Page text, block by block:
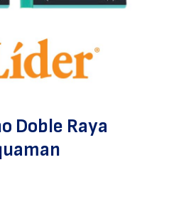
Doble Raya